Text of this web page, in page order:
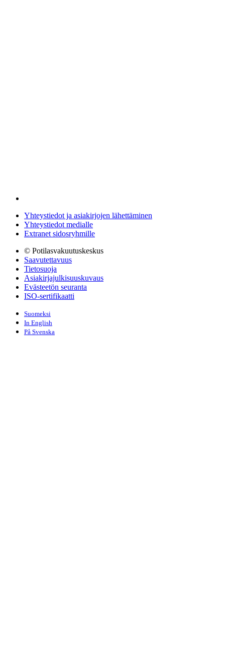
Yhteystiedot ja asiakirjojen lähettäminen
Yhteystiedot medialle
Extranet sidosryhmille
© Potilasvakuutuskeskus
Saavutettavuus
Tietosuoja
Asiakirjajulkisuuskuvaus
Evästeetön seuranta
ISO-sertifikaatti
Suomeksi
In English
På Svenska